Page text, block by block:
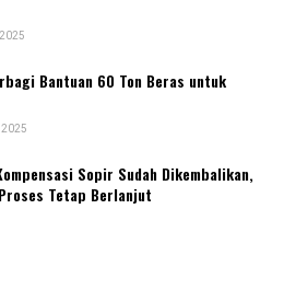
Bantuan 60 Ton Beras untuk
2025
Sopir Sudah Dikembalikan,
Tetap Berlanjut